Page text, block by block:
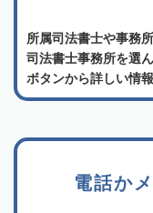
所属司法書士や事務
司法書士事務所を選
ボタンから詳しい情
電話か